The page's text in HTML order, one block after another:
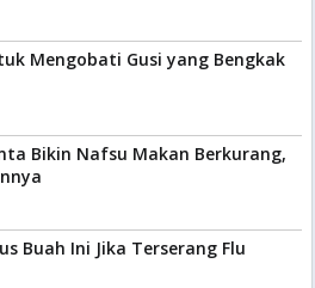
Mengobati Gusi yang Bengkak
Bikin Nafsu Makan Berkurang,
Buah Ini Jika Terserang Flu